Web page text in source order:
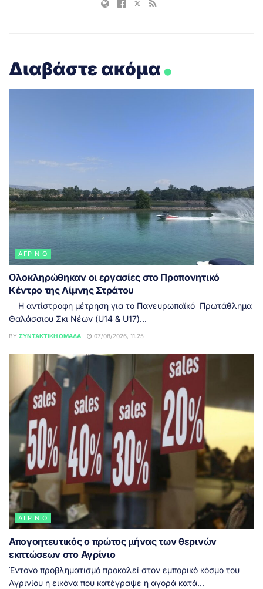
Διαβάστε ακόμα.
ΑΓΡΊΝΙΟ
Ολοκληρώθηκαν οι εργασίες στο Προπονητικό
Κέντρο της Λίμνης Στράτου
Η αντίστροφη μέτρηση για το Πανευρωπαϊκό Πρωτάθλημα
Θαλάσσιου Σκι Νέων (U14 & U17)...
BY ΣΥΝΤΑΚΤΙΚΉ ΟΜΆΔΑ 07/08/2026, 11:25
ΑΓΡΊΝΙΟ
Απογοητευτικός ο πρώτος μήνας των θερινών
εκπτώσεων στο Αγρίνιο
Έντονο προβληματισμό προκαλεί στον εμπορικό κόσμο του
Αγρινίου η εικόνα που κατέγραψε η αγορά κατά...